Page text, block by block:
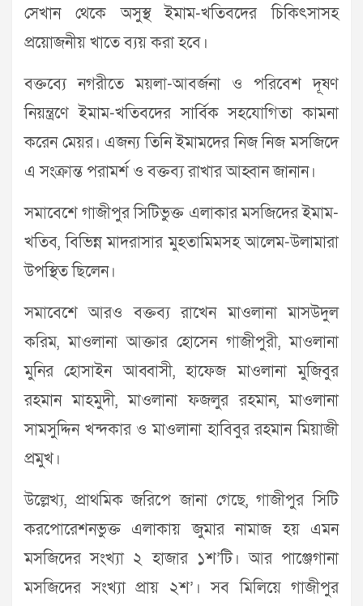
সেখান থেকে অসুস্থ ইমাম-খতিবদের চিকিৎসাসহ
প্রয়োজনীয় খাতে ব্যয় করা হবে।
বক্তব্যে নগরীতে ময়লা-আবর্জনা ও পরিবেশ দূষণ
নিয়ন্ত্রণে ইমাম-খতিবদের সার্বিক সহযোগিতা কামনা
করেন মেয়র। এজন্য তিনি ইমামদের নিজ নিজ মসজিদে
এ সংক্রান্ত পরামর্শ ও বক্তব্য রাখার আহ্বান জানান।
সমাবেশে গাজীপুর সিটিভুক্ত এলাকার মসজিদের ইমাম-
খতিব, বিভিন্ন মাদরাসার মুহতামিমসহ আলেম-উলামারা
উপস্থিত ছিলেন।
সমাবেশে আরও বক্তব্য রাখেন মাওলানা মাসউদুল
করিম, মাওলানা আক্তার হোসেন গাজীপুরী, মাওলানা
মুনির হোসাইন আব্বাসী, হাফেজ মাওলানা মুজিবুর
রহমান মাহমুদী, মাওলানা ফজলুর রহমান, মাওলানা
সামসুদ্দিন খন্দকার ও মাওলানা হাবিবুর রহমান মিয়াজী
প্রমুখ।
উল্লেখ্য, প্রাথমিক জরিপে জানা গেছে, গাজীপুর সিটি
করপোরেশনভুক্ত এলাকায় জুমার নামাজ হয় এমন
মসজিদের সংখ্যা ২ হাজার ১শ’টি। আর পাঞ্জেগানা
মসজিদের সংখ্যা প্রায় ২শ’। সব মিলিয়ে গাজীপুর